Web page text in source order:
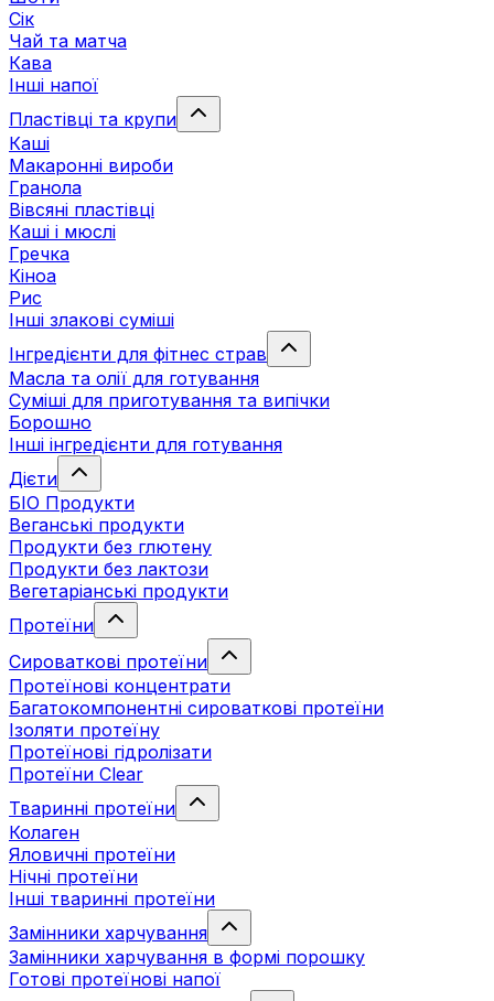
Сік
Чай та матча
Кава
Інші напої
Пластівці та крупи
Каші
Макаронні вироби
Гранола
Вівсяні пластівці
Каші і мюслі
Гречка
Кіноа
Рис
Інші злакові суміші
Інгредієнти для фітнес страв
Масла та олії для готування
Суміші для приготування та випічки
Борошно
Інші інгредієнти для готування
Дієти
БІО Продукти
Веганські продукти
Продукти без глютену
Продукти без лактози
Вегетаріанські продукти
Протеїни
Сироваткові протеїни
Протеїнові концентрати
Багатокомпонентні сироваткові протеїни
Ізоляти протеїну
Протеїнові гідролізати
Протеїни Clear
Тваринні протеїни
Колаген
Яловичні протеїни
Нічні протеїни
Інші тваринні протеїни
Замінники харчування
Замінники харчування в формі порошку
Готові протеїнові напої